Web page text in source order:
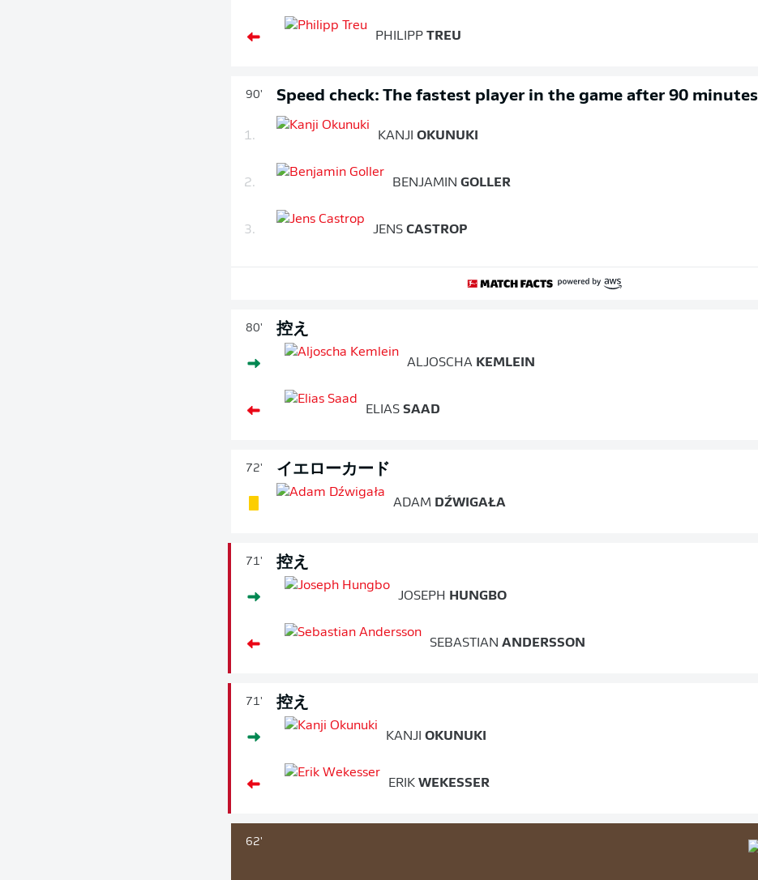
PHILIPP TREU
90' Speed check: The fastest player in the game after 90 minutes
1. KANJI OKUNUKI
2. BENJAMIN GOLLER
3. JENS CASTROP
80' 控え
ALJOSCHA KEMLEIN
ELIAS SAAD
72' イエローカード
ADAM DŹWIGAŁA
71' 控え
JOSEPH HUNGBO
SEBASTIAN ANDERSSON
71' 控え
KANJI OKUNUKI
ERIK WEKESSER
62'